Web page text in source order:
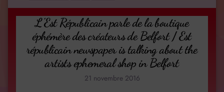
L’Est Républicain parle de la boutique
éphémère des créateurs de Belfort / Est
républicain newspaper is talking about the
artists ephemeral shop in Belfort
21 novembre 2016